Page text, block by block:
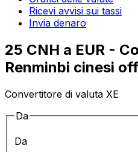
Ricevi avvisi sui tassi
Invia denaro
25 CNH a EUR -
Renminbi cinesi
Convertitore di valuta XE
Da
Da